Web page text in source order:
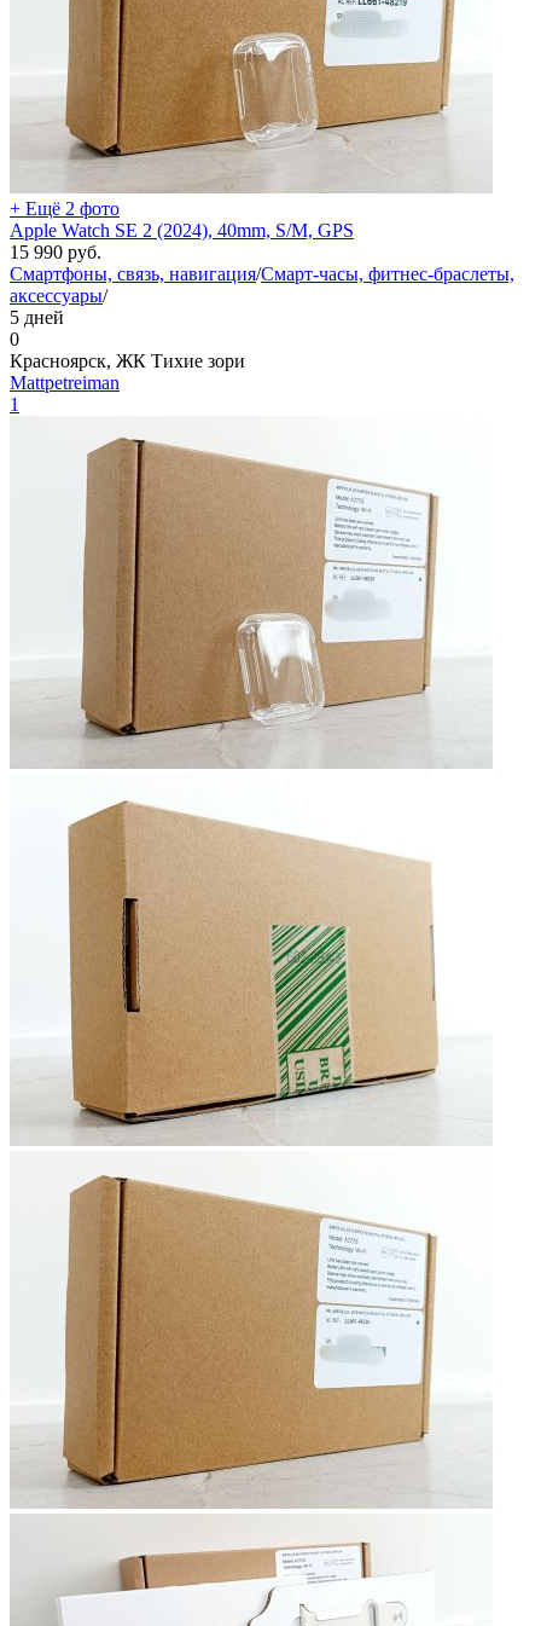
+ Ещё 2 фото
Apple Watch SE 2 (2024), 40mm, S/M, GPS
15 990 руб.
Смартфоны, связь, навигация/Смарт-часы, фитнес-браслеты,
аксессуары/
5 дней
0
Красноярск, ЖК Тихие зори
Mattpetreiman
1